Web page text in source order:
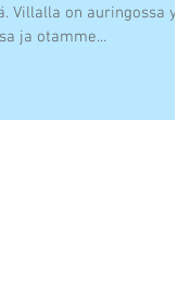
Villalla on auringossa yli
ja otamme...